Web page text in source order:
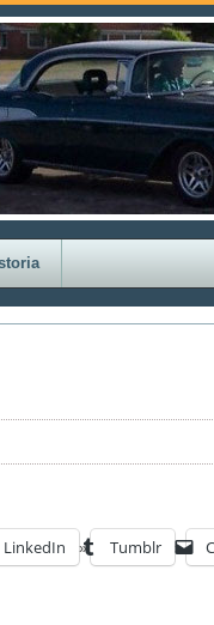
LinkedIn Tumblr